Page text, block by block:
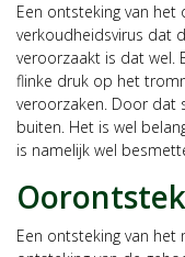
Een ontsteking van
verkoudheidsvirus dat
veroorzaakt is dat wel.
flinke druk op het
veroorzaken. Door dat
buiten. Het is wel
is namelijk wel
Een ontsteking van